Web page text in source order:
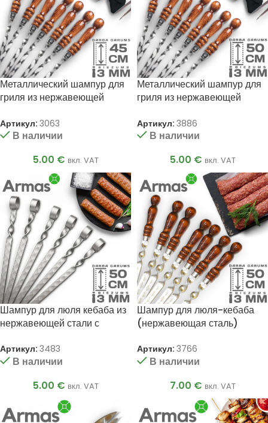
Металлический шампур для
гриля из нержавеющей
Артикул: 3063
В наличии
5.00 € вкл. VAT
Металлический шампур для
гриля из нержавеющей
Артикул: 3886
В наличии
5.00 € вкл. VAT
Шампур для люля кебаба из
нержавеющей стали с
Артикул: 3483
В наличии
5.00 € вкл. VAT
Шампур для люля-кебаба
(нержавеющая сталь)
Артикул: 3766
В наличии
7.00 € вкл. VAT